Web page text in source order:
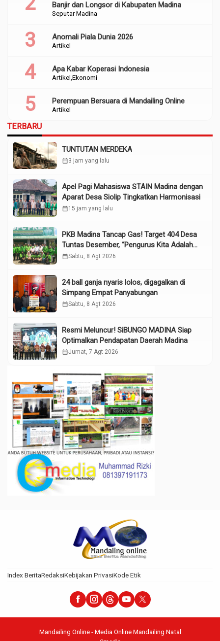
Seputar Madina
Banjir dan Longsor di Kabupaten Madina
Artikel
Anomali Piala Dunia 2026
Artikel Ekonomi
Apa Kabar Koperasi Indonesia
Artikel
Perempuan Bersuara di Mandailing Online
TERBARU
TUNTUTAN MERDEKA
calendar_month3 jam yang lalu
Apel Pagi Mahasiswa STAIN Madina dengan
Aparat Desa Siolip Tingkatkan Harmonisasi
calendar_month15 jam yang lalu
PKB Madina Tancap Gas! Target 404 Desa
Tuntas Desember, “Pengurus Kita Adalah
Tokoh”
calendar_monthSabtu, 8 Agt 2026
24 ball ganja nyaris lolos, digagalkan di
Simpang Empat Panyabungan
calendar_monthSabtu, 8 Agt 2026
Resmi Meluncur! SiBUNGO MADINA Siap
Optimalkan Pendapatan Daerah Madina
calendar_monthJumat, 7 Agt 2026
Index BeritaRedaksiKebijakan PrivasiKode Etik
Mandailing Online - Media Online Mandailing Natal